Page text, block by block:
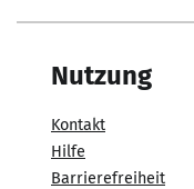
Nutzung
Kontakt
Hilfe
Barrierefreiheit